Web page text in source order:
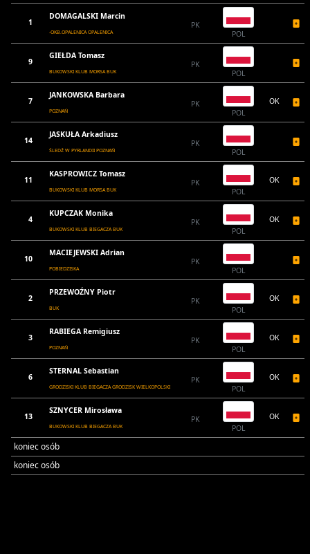
1
DOMAGALSKI Marcin
-OKB.OPALENICA OPALENICA
PK
POL
9
GIEŁDA Tomasz
BUKOWSKI KLUB MORSA BUK
PK
POL
7
JANKOWSKA Barbara
POZNAŃ
PK
POL
OK
14
JASKUŁA Arkadiusz
ŚLEDŹ W PYRLANDII POZNAŃ
PK
POL
11
KASPROWICZ Tomasz
BUKOWSKI KLUB MORSA BUK
PK
POL
OK
4
KUPCZAK Monika
BUKOWSKI KLUB BIEGACZA BUK
PK
POL
OK
10
MACIEJEWSKI Adrian
POBIEDZISKA
PK
POL
2
PRZEWOŹNY Piotr
BUK
PK
POL
OK
3
RABIEGA Remigiusz
POZNAŃ
PK
POL
OK
6
STERNAL Sebastian
GRODZISKI KLUB BIEGACZA GRODZISK WIELKOPOLSKI
PK
POL
OK
13
SZNYCER Mirosława
BUKOWSKI KLUB BIEGACZA BUK
PK
POL
OK
koniec osób
koniec osób